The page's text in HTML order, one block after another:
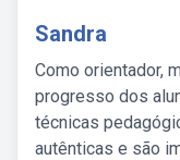
Sandra
Como orientador,
progresso dos
técnicas
autênticas e são